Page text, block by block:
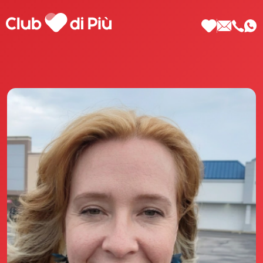
Scopri Club di Più
Le testimonianze Club di Più
La fondatrice Valeria Pilla
Annunci Donne
Agenzia matrimoniale Club di Più
Love Notebook